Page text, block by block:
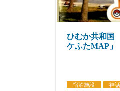
ひむか共和国
ケふたMAP」
宿泊施設 神